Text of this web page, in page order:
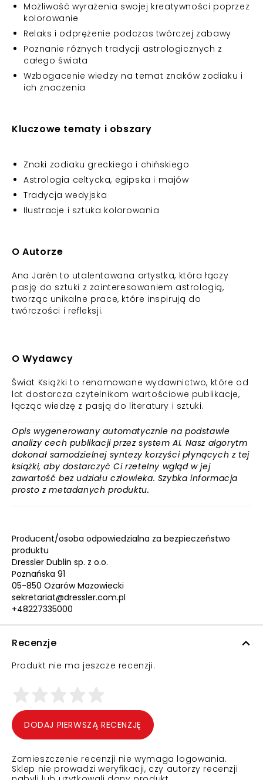
Możliwość wyrażenia swojej kreatywności poprzez
kolorowanie
Relaks i odprężenie podczas twórczej zabawy
Poznanie różnych tradycji astrologicznych z
całego świata
Wzbogacenie wiedzy na temat znaków zodiaku i
ich znaczenia
Kluczowe tematy i obszary
Znaki zodiaku greckiego i chińskiego
Astrologia celtycka, egipska i majów
Tradycja wedyjska
Ilustracje i sztuka kolorowania
O Autorze
Ana Jarén to utalentowana artystka, która łączy
pasję do sztuki z zainteresowaniem astrologią,
tworząc unikalne prace, które inspirują do
twórczości i refleksji.
O Wydawcy
Świat Książki to renomowane wydawnictwo, które od
lat dostarcza czytelnikom wartościowe publikacje,
łącząc wiedzę z pasją do literatury i sztuki.
Opis wygenerowany automatycznie na podstawie
analizy cech publikacji przez system AI. Nasz algorytm
dokonał samodzielnej syntezy korzyści płynących z tej
książki, aby dostarczyć Ci rzetelny wgląd w jej
zawartość bez udziału człowieka. Szybka informacja
prosto z metadanych produktu.
Producent/osoba odpowiedzialna za bezpieczeństwo
produktu
Dressler Dublin sp. z o.o.
Poznańska 91
05-850 Ożarów Mazowiecki
sekretariat@dressler.com.pl
+48227335000
Recenzje
Produkt nie ma jeszcze recenzji.
DODAJ PIERWSZĄ RECENZJĘ
Zamieszczenie recenzji nie wymaga logowania.
Sklep nie prowadzi weryfikacji, czy autorzy recenzji